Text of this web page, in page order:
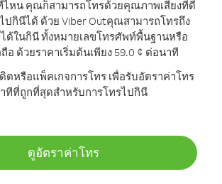
หน คุณก็สามารถโทรด้วยคุณภาพเสียงที่ดี
ปกินีได้ ด้วย Viber Outคุณสามารถโทรถึง
ด้ในกินี ทั้งหมายเลขโทรศัพท์พื้นฐานหรือ
อ ด้วยราคาเริ่มต้นเพียง 59.0 ¢ ต่อนาที
ตหรือแพ็คเกจการโทร เพื่อรับอัตราค่าโทร
ทีที่ถูกที่สุดสำหรับการโทรไปกินี
ดูอัตราค่าโทร